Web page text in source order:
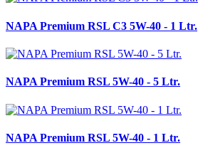
NAPA Premium RSL C3 5W-40 - 1 Ltr.
NAPA Premium RSL 5W-40 - 5 Ltr.
NAPA Premium RSL 5W-40 - 1 Ltr.